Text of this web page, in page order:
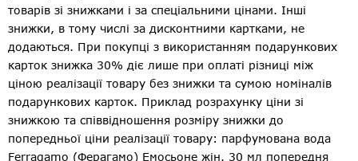
товарів зі знижками і за спеціальними цінами. Інші
знижки, в тому числі за дисконтними картками, не
додаються. При покупці з використанням подарункових
карток знижка 30% діє лише при оплаті різниці між
ціною реалізації товару без знижки та сумою номіналів
подарункових карток. Приклад розрахунку ціни зі
знижкою та співвідношення розміру знижки до
попередньої ціни реалізації товару: парфумована вода
Ferragamo (Ферагамо) Емосьоне жін. 30 мл попередня